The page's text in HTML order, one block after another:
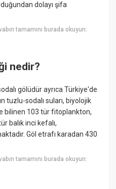
dolayı şifa
tamamını burada okuyun:
nedir?
gölüdür ayrıca Türkiye'de
tuzlu-sodalı suları, biyolojik
bilinen 103 tür fitoplankton,
balık inci kefalı,
Göl etrafı karadan 430
tamamını burada okuyun: